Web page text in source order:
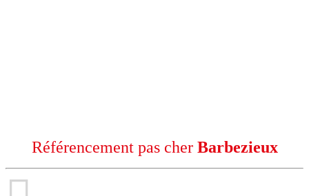
Référencement pas cher Barbezieux